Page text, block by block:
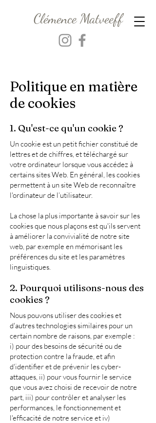
Clémence Matveeff
Politique en matière
de cookies
1. Qu'est-ce qu'un cookie ?
Un cookie est un petit fichier constitué de
lettres et de chiffres, et téléchargé sur
votre ordinateur lorsque vous accédez à
certains sites Web. En général, les cookies
permettent à un site Web de reconnaître
l'ordinateur de l’utilisateur.
La chose la plus importante à savoir sur les
cookies que nous plaçons est qu'ils servent
à améliorer la convivialité de notre site
web, par exemple en mémorisant les
préférences du site et les paramètres
linguistiques.
2. Pourquoi utilisons-nous des
cookies ?
Nous pouvons utiliser des cookies et
d'autres technologies similaires pour un
certain nombre de raisons, par exemple :
i) pour des besoins de sécurité ou de
protection contre la fraude, et afin
d'identifier et de prévenir les cyber-
attaques, ii) pour vous fournir le service
que vous avez choisi de recevoir de notre
part, iii) pour contrôler et analyser les
performances, le fonctionnement et
l'efficacité de notre service et iv)